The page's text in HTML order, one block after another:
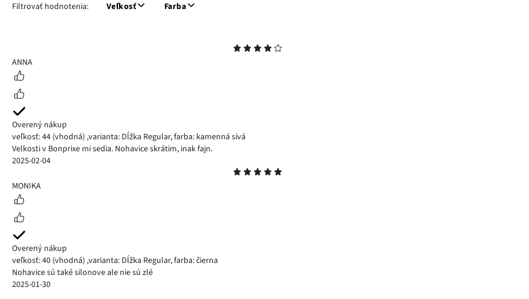
Filtrovať hodnotenia: Veľkosť Farba
4
ANNA
Overený nákup
veľkosť: 44 (vhodná) ,varianta: Dĺžka Regular,farba: kamenná sivá
Velkosti v Bonprixe mi sedia. Nohavice skrátim, inak fajn.
2025-02-04
5
MONIKA
Overený nákup
veľkosť: 40 (vhodná) ,varianta: Dĺžka Regular,farba: čierna
Nohavice sú také silonove ale nie sú zlé
2025-01-30